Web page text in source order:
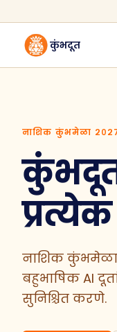
कुंभदूत
नाशिक कुंभमेळा
नाशिक कुंभमेळा
बहुभाषिक AI
सुनिश्चित करणे.